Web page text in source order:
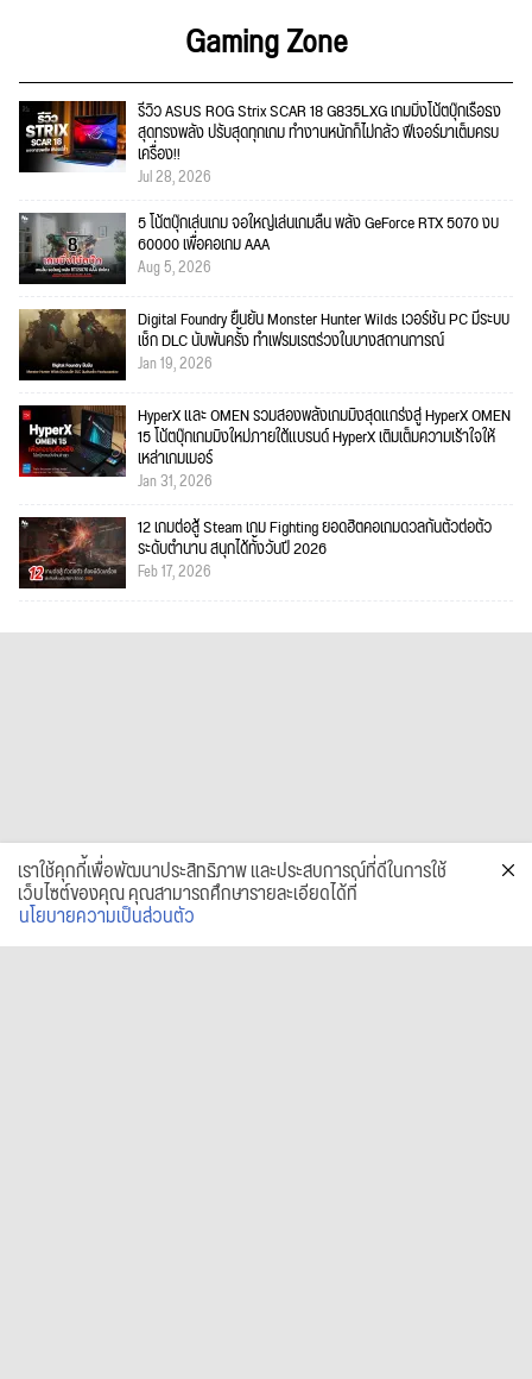
Gaming Zone
รีวิว ASUS ROG Strix SCAR 18 G835LXG เกมมิ่งโน้ตบุ๊กเรือธง
สุดทรงพลัง ปรับสุดทุกเกม ทำงานหนักก็ไม่กลัว ฟีเจอร์มาเต็มครบ
เครื่อง!!
Jul 28, 2026
5 โน้ตบุ๊กเล่นเกม จอใหญ่เล่นเกมลื่น พลัง GeForce RTX 5070 งบ
60000 เพื่อคอเกม AAA
Aug 5, 2026
Digital Foundry ยืนยัน Monster Hunter Wilds เวอร์ชัน PC มีระบบ
เช็ก DLC นับพันครั้ง ทำเฟรมเรตร่วงในบางสถานการณ์
Jan 19, 2026
HyperX และ OMEN รวมสองพลังเกมมิงสุดแกร่งสู่ HyperX OMEN
15 โน้ตบุ๊กเกมมิงใหม่ภายใต้แบรนด์ HyperX เติมเต็มความเร้าใจให้
เหล่าเกมเมอร์
Jan 31, 2026
12 เกมต่อสู้ Steam เกม Fighting ยอดฮิตคอเกมดวลกันตัวต่อตัว
ระดับตำนาน สนุกได้ทั้งวันปี 2026
Feb 17, 2026
เราใช้คุกกี้เพื่อพัฒนาประสิทธิภาพ และประสบการณ์ที่ดีในการใช้
เว็บไซต์ของคุณ คุณสามารถศึกษารายละเอียดได้ที่
นโยบายความเป็นส่วนตัว